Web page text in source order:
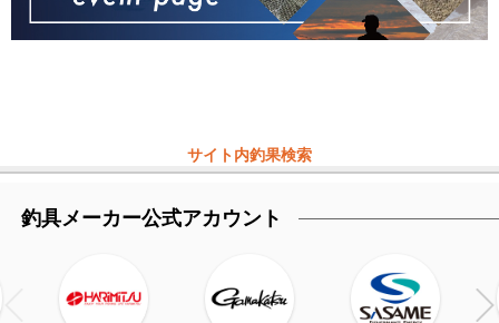
サイト内釣果検索
釣具メーカー公式アカウント